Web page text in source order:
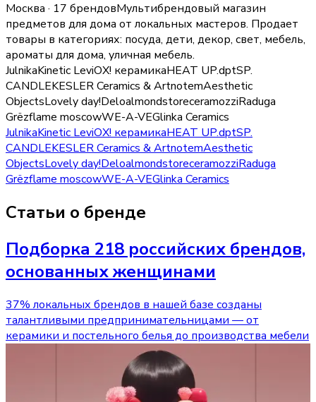
Москва · 17 брендовМультибрендовый магазин
предметов для дома от локальных мастеров. Продает
товары в категориях: посуда, дети, декор, свет, мебель,
ароматы для дома, уличная мебель.
JulnikaKinetic LeviОХ! керамикаHEAT UP.dptSP.
CANDLEKESLER Ceramics & ArtnotemAesthetic
ObjectsLovely day!DeloalmondstoreceramozziRaduga
Grёzflame moscowWE-A-VEGlinka Ceramics
JulnikaKinetic LeviОХ! керамикаHEAT UP.dptSP.
CANDLEKESLER Ceramics & ArtnotemAesthetic
ObjectsLovely day!DeloalmondstoreceramozziRaduga
Grёzflame moscowWE-A-VEGlinka Ceramics
Статьи о бренде
Подборка 218 российских брендов,
основанных женщинами
37% локальных брендов в нашей базе созданы
талантливыми предпринимательницами — от
керамики и постельного белья до производства мебели